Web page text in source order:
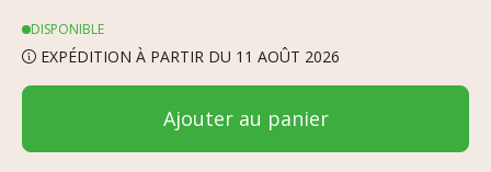
DISPONIBLE
EXPÉDITION À PARTIR DU 11 AOÛT 2026
Ajouter au panier